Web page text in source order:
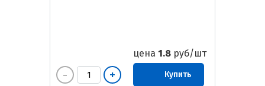
цена 1.8 руб/шт
Купить